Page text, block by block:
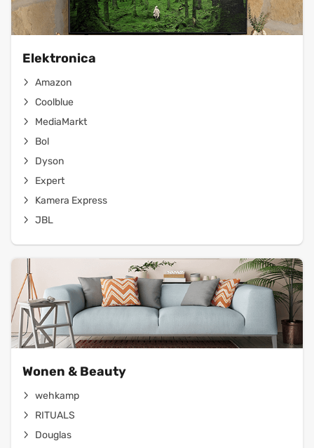
Elektronica
Amazon
Coolblue
MediaMarkt
Bol
Dyson
Expert
Kamera Express
JBL
Wonen & Beauty
wehkamp
RITUALS
Douglas